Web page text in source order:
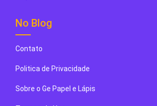
No Blog
Contato
Politica de Privacidade
Sobre o Ge Papel e Lápis